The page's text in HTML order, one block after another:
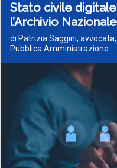
Stato civile
l’Archivio
di Patrizia Saggini,
Pubblica Amministrazione